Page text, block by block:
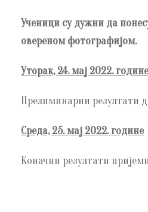
Ученици су дужни да
овереном фотографијом.
Уторак, 24. мај 2022. године
Прелиминарни резултати
Среда, 25. мај 2022. године
Коначни резултати